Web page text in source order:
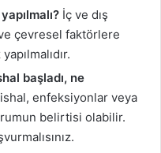
İç ve dış
çevresel faktörlere
başladı, ne
enfeksiyonlar veya
belirtisi olabilir.